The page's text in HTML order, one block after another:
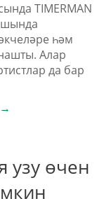
TIMERMAN
һәм
Алар
да бар
узу өчен